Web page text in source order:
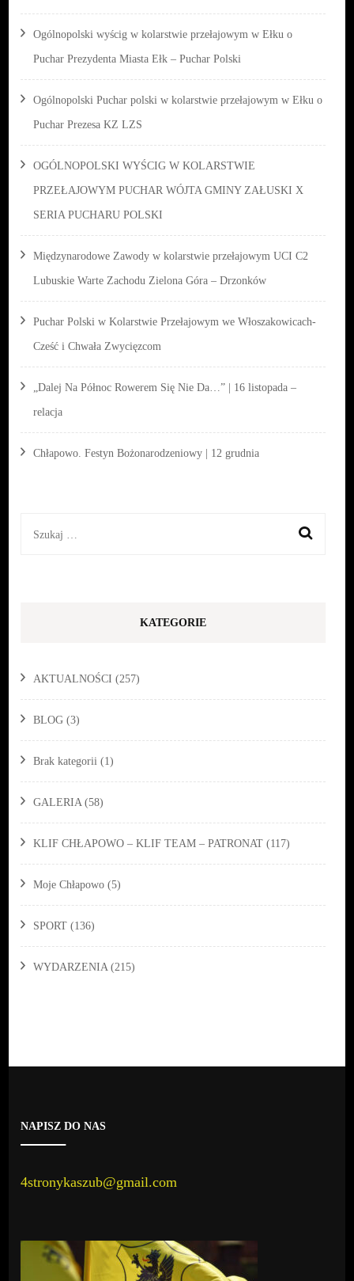
Ogólnopolski wyścig w kolarstwie przełajowym w Ełku o
Puchar Prezydenta Miasta Ełk – Puchar Polski
Ogólnopolski Puchar polski w kolarstwie przełajowym w Ełku o
Puchar Prezesa KZ LZS
OGÓLNOPOLSKI WYŚCIG W KOLARSTWIE
PRZEŁAJOWYM PUCHAR WÓJTA GMINY ZAŁUSKI X
SERIA PUCHARU POLSKI
Międzynarodowe Zawody w kolarstwie przełajowym UCI C2
Lubuskie Warte Zachodu Zielona Góra – Drzonków
Puchar Polski w Kolarstwie Przełajowym we Włoszakowicach-
Cześć i Chwała Zwycięzcom
„Dalej Na Północ Rowerem Się Nie Da…” | 16 listopada –
relacja
Chłapowo. Festyn Bożonarodzeniowy | 12 grudnia
Szukaj:
KATEGORIE
AKTUALNOŚCI (257)
BLOG (3)
Brak kategorii (1)
GALERIA (58)
KLIF CHŁAPOWO – KLIF TEAM – PATRONAT (117)
Moje Chłapowo (5)
SPORT (136)
WYDARZENIA (215)
NAPISZ DO NAS
4stronykaszub@gmail.com